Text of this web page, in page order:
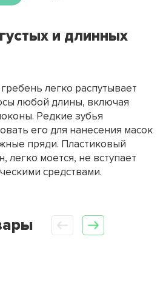
и длинных
легко распутывает
любой длины, включая
Редкие зубья
его для нанесения масок
пряди. Пластиковый
легко моется, не вступает
средствами.